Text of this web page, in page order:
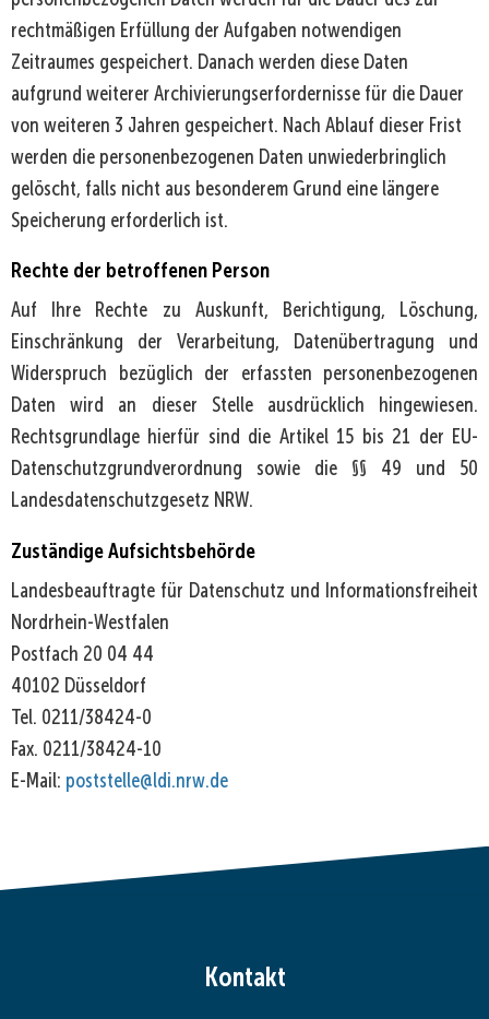
rechtmäßigen Erfüllung der Aufgaben notwendigen
Zeitraumes gespeichert. Danach werden diese Daten
aufgrund weiterer Archivierungserfordernisse für die Dauer
von weiteren 3 Jahren gespeichert. Nach Ablauf dieser Frist
werden die personenbezogenen Daten unwiederbringlich
gelöscht, falls nicht aus besonderem Grund eine längere
Speicherung erforderlich ist.
Rechte der betroffenen Person
Auf Ihre Rechte zu Auskunft, Berichtigung, Löschung,
Einschränkung der Verarbeitung, Datenübertragung und
Widerspruch bezüglich der erfassten personenbezogenen
Daten wird an dieser Stelle ausdrücklich hingewiesen.
Rechtsgrundlage hierfür sind die Artikel 15 bis 21 der EU-
Datenschutzgrundverordnung sowie die §§ 49 und 50
Landesdatenschutzgesetz NRW.
Zuständige Aufsichtsbehörde
Landesbeauftragte für Datenschutz und Informationsfreiheit
Nordrhein-Westfalen
Postfach 20 04 44
40102 Düsseldorf
Tel. 0211/38424-0
Fax. 0211/38424-10
E-Mail: poststelle@ldi.nrw.de
Kontakt